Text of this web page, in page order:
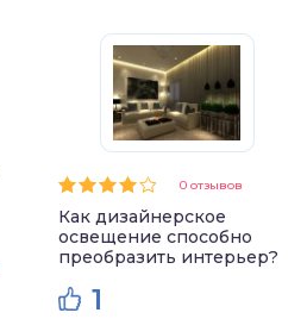
0 отзывов
Как дизайнерское
освещение способно
преобразить интерьер?
1